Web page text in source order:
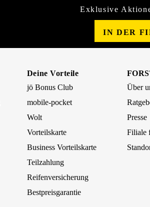
Exklusive
IN DER
Deine Vorteile
jö Bonus Club
mobile-pocket
Wolt
Vorteilskarte
Business Vorteilskarte
Teilzahlung
Reifenversicherung
Bestpreisgarantie
Über
Presse
Filiale